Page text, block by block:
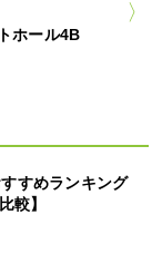
ホール4B
すめランキング
較】